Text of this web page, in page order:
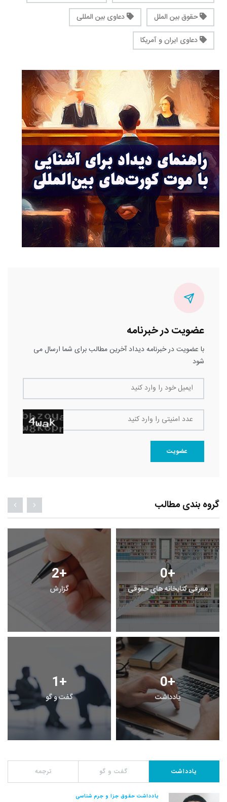
حقوق بین الملل
دعاوی بین المللی
دعاوی ایران و آمریکا
عضویت در خبرنامه
با عضویت در خبرنامه دیداد آخرین مطالب برای شما ارسال می
شود
ایمیل خود را وارد کنید
عدد امنیتی را وارد کنید
عضویت
گروه بندی مطالب
2+
گزارش
0+
معرفی کتابخانه های حقوقی
1+
گفت و گو
0+
یادداشت
یادداشت گفت و گو ترجمه
یادداشت حقوق جزا و جرم شناسی